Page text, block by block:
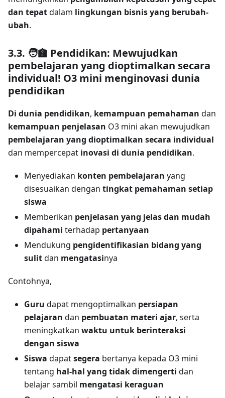
dan tepatdalam lingkungan bisnis yang berubah-
ubah.
3.3. 🧑‍🏫 Pendidikan: Mewujudkan
pembelajaran yang dioptimalkan secara
individual! O3 mini menginovasi dunia
pendidikan
Di dunia pendidikan, kemampuan pemahaman dan
kemampuan penjelasan O3 mini akan mewujudkan
pembelajaran yang dioptimalkan secara individual
dan mempercepat inovasi di dunia pendidikan.
Menyediakan konten pembelajaran yang
disesuaikan dengan tingkat pemahaman setiap
siswa
Memberikan penjelasan yang jelas dan mudah
dipahami terhadap pertanyaan
Mendukung pengidentifikasian bidang yang
sulitdan mengatasinya
Contohnya,
Guru dapat mengoptimalkan persiapan
pelajaran dan pembuatan materi ajar, serta
meningkatkan waktu untuk berinteraksi
dengan siswa
Siswa dapatsegera bertanya kepada O3 mini
tentang hal-hal yang tidak dimengerti dan
belajar sambil mengatasi keraguan